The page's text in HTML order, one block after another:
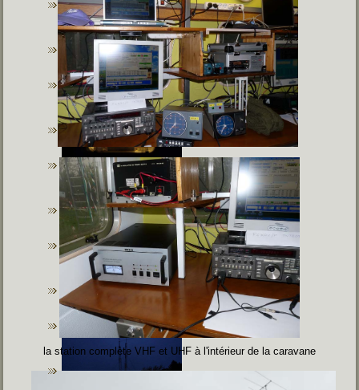
la station complète VHF et UHF à l'intérieur de la caravane